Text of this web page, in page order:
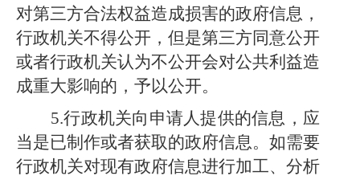
对第三方合法权益造成损害的政府信息，
行政机关不得公开，但是第三方同意公开
或者行政机关认为不公开会对公共利益造
成重大影响的，予以公开。
5.行政机关向申请人提供的信息，应
当是已制作或者获取的政府信息。如需要
行政机关对现有政府信息进行加工、分析